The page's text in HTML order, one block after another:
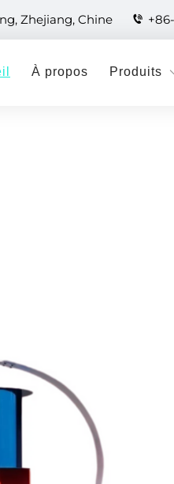
Zhejiang, Chine
À propos Produits